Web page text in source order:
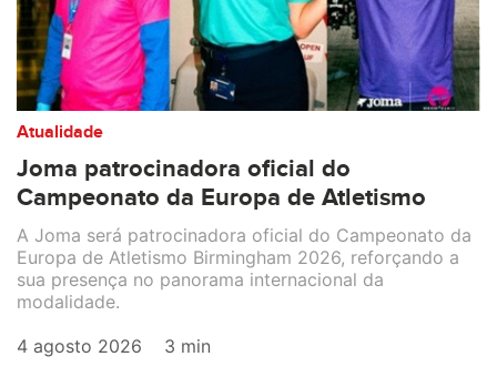
Atualidade
Joma patrocinadora oficial do
Campeonato da Europa de Atletismo
A Joma será patrocinadora oficial do Campeonato da
Europa de Atletismo Birmingham 2026, reforçando a
sua presença no panorama internacional da
modalidade.
4 agosto 2026
3 min